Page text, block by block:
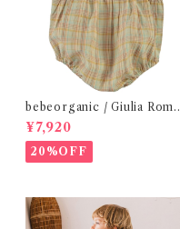
bebeorganic / Giulia Romp
er Lagoon Check( 6・12ｍ)
¥7,920
20%OFF